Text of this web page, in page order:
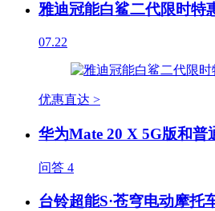
雅迪冠能白鲨二代限时特
07.22
优惠直达 >
华为Mate 20 X 5G版和普
问答 4
台铃超能S·苍穹电动摩托